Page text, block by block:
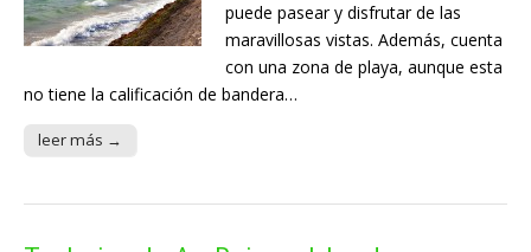
puede pasear y disfrutar de las
maravillosas vistas. Además, cuenta
con una zona de playa, aunque esta
no tiene la calificación de bandera…
leer más →